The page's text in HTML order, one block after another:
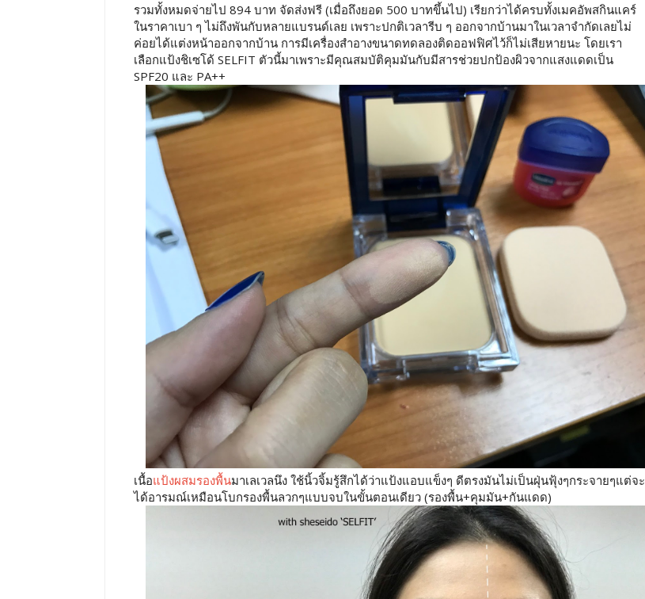
รวมทั้งหมดจ่ายไป 894 บาท จัดส่งฟรี (เมื่อถึงยอด 500 บาทขึ้นไป) เรียกว่าได้ครบทั้งเมคอัพสกินแคร์
ในราคาเบา ๆ ไม่ถึงพันกับหลายแบรนด์เลย เพราะปกติเวลารีบ ๆ ออกจากบ้านมาในเวลาจำกัดเลยไม่
ค่อยได้แต่งหน้าออกจากบ้าน การมีเครื่องสำอางขนาดทดลองติดออฟฟิศไว้ก็ไม่เสียหายนะ โดยเรา
เลือกแป้งชิเซโด้ SELFIT ตัวนี้มาเพราะมีคุณสมบัติคุมมันกับมีสารช่วยปกป้องผิวจากแสงแดดเป็น
SPF20 และ PA++
เนื้อแป้งผสมรองพื้นมาเลเวลนึง ใช้นิ้วจิ้มรู้สึกได้ว่าแป้งแอบแข็งๆ ดีตรงมันไม่เป็นฝุ่นฟุ้งๆกระจายๆแต่จะ
ได้อารมณ์เหมือนโบกรองพื้นลวกๆแบบจบในขั้นตอนเดียว (รองพื้น+คุมมัน+กันแดด)